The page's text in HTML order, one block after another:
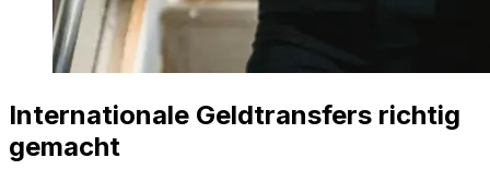
Internationale Geldtransfers richtig
gemacht